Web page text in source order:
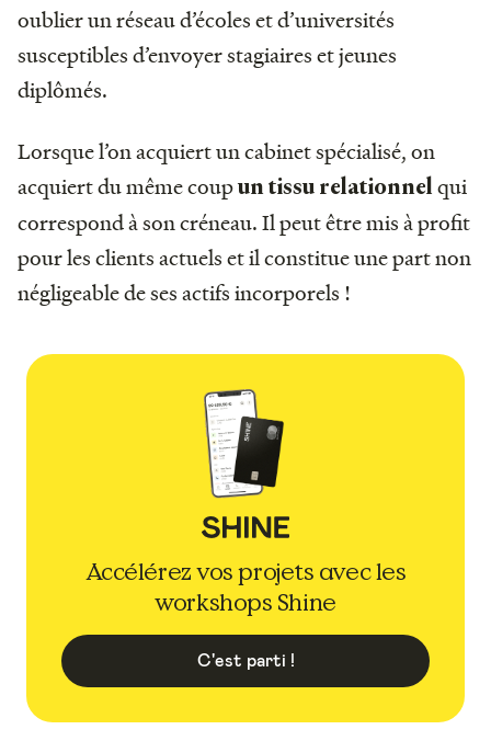
oublier un réseau d’écoles et d’universités
susceptibles d’envoyer stagiaires et jeunes
diplômés.
Lorsque l’on acquiert un cabinet spécialisé, on
acquiert du même coupun tissu relationnel qui
correspond à son créneau. Il peut être mis à profit
pour les clients actuels et il constitue une part non
négligeable de ses actifs incorporels !
Accélérez vos projets avec les
workshops Shine
C'est parti !